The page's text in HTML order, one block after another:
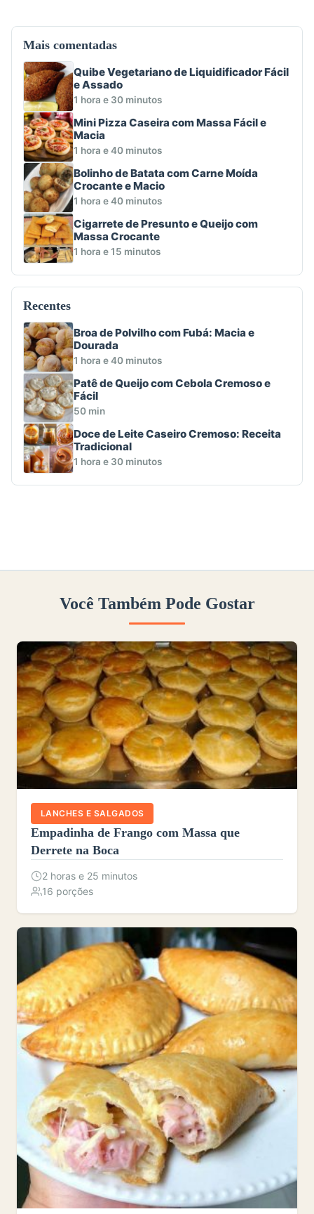
Mais comentadas
Quibe Vegetariano de Liquidificador Fácil
e Assado
1 hora e 30 minutos
Mini Pizza Caseira com Massa Fácil e
Macia
1 hora e 40 minutos
Bolinho de Batata com Carne Moída
Crocante e Macio
1 hora e 40 minutos
Cigarrete de Presunto e Queijo com
Massa Crocante
1 hora e 15 minutos
Recentes
Broa de Polvilho com Fubá: Macia e
Dourada
1 hora e 40 minutos
Patê de Queijo com Cebola Cremoso e
Fácil
50 min
Doce de Leite Caseiro Cremoso: Receita
Tradicional
1 hora e 30 minutos
Você Também Pode Gostar
LANCHES E SALGADOS
Empadinha de Frango com Massa que
Derrete na Boca
2 horas e 25 minutos
16 porções